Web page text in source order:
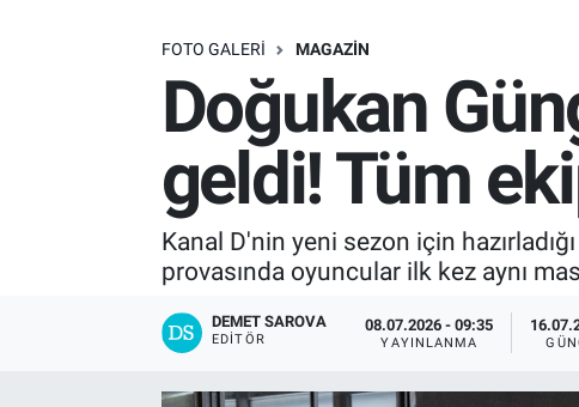
FOTO GALERI MAGAZIN
Doğukan
geldi! Tüm
Kanal D'nin yeni sezon için
provasında oyuncular ilk kez aynı
DEMET SAROVA
EDITÖR
08.07.2026 - 09:35
YAYINLANMA
ÖZEL HABER
ASTROLOJİ